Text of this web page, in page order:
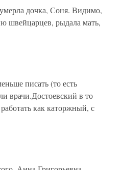
дочка, Соня. Видимо,
швейцарцев, рыдала мать,
писать (то есть
врачи.Достоевский в то
как каторжный, с